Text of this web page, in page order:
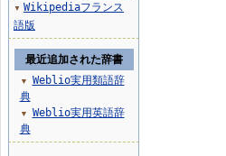
▼ Wikipediaフランス
語版
最近追加された辞書
▼
Weblio実用類語辞
典
▼
Weblio実用英語辞
典